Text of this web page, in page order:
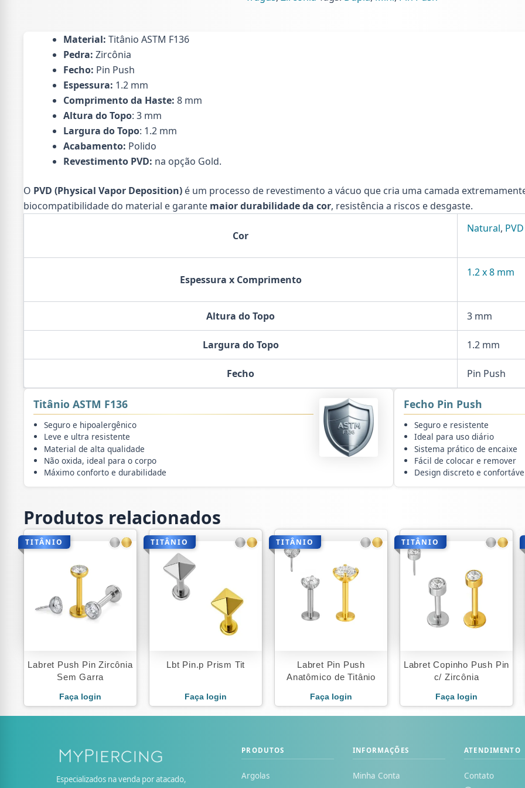
2
Material: Titânio ASTM F136
Pedra: Zircônia
Fecho: Pin Push
Espessura: 1.2 mm
Comprimento da Haste: 8 mm
Altura do Topo: 3 mm
Largura do Topo: 1.2 mm
Acabamento: Polido
Revestimento PVD: na opção Gold.
O PVD (Physical Vapor Deposition) é um processo de revestimento a vácuo que cria uma camada
biocompatibilidade do material e garante maior durabilidade da cor, resistência a riscos e desgaste.
Cor
Natural,
Espessura x Comprimento
1.2 x 8 mm
Altura do Topo 3 mm
Largura do Topo 1.2 mm
Fecho Pin Push
Titânio ASTM F136
Seguro e hipoalergênico
Leve e ultra resistente
Material de alta qualidade
Não oxida, ideal para o corpo
Máximo conforto e durabilidade
Fecho Pin Push
Seguro e resistente
Ideal para uso diário
Sistema prático de encaixe
Fácil de colocar e remover
Design discreto e
Produtos relacionados
TITÂNIO
Labret Push Pin Zircônia
Sem Garra
Faça login
TITÂNIO
Lbt Pin.p Prism Tit
Faça login
TITÂNIO
Labret Pin Push
Anatômico de Titânio
Faça login
TITÂNIO
Labret Copinho Push Pin
c/ Zircônia
Faça login
Especializados na venda por atacado,
PRODUTOS
Argolas
INFORMAÇÕES
Minha Conta
ATENDIMENTO
Contato